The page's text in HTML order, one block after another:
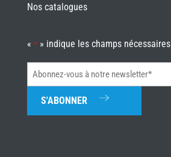
Nos catalogues
« * » indique les champs nécessaires
Abonnez-
vous
notre